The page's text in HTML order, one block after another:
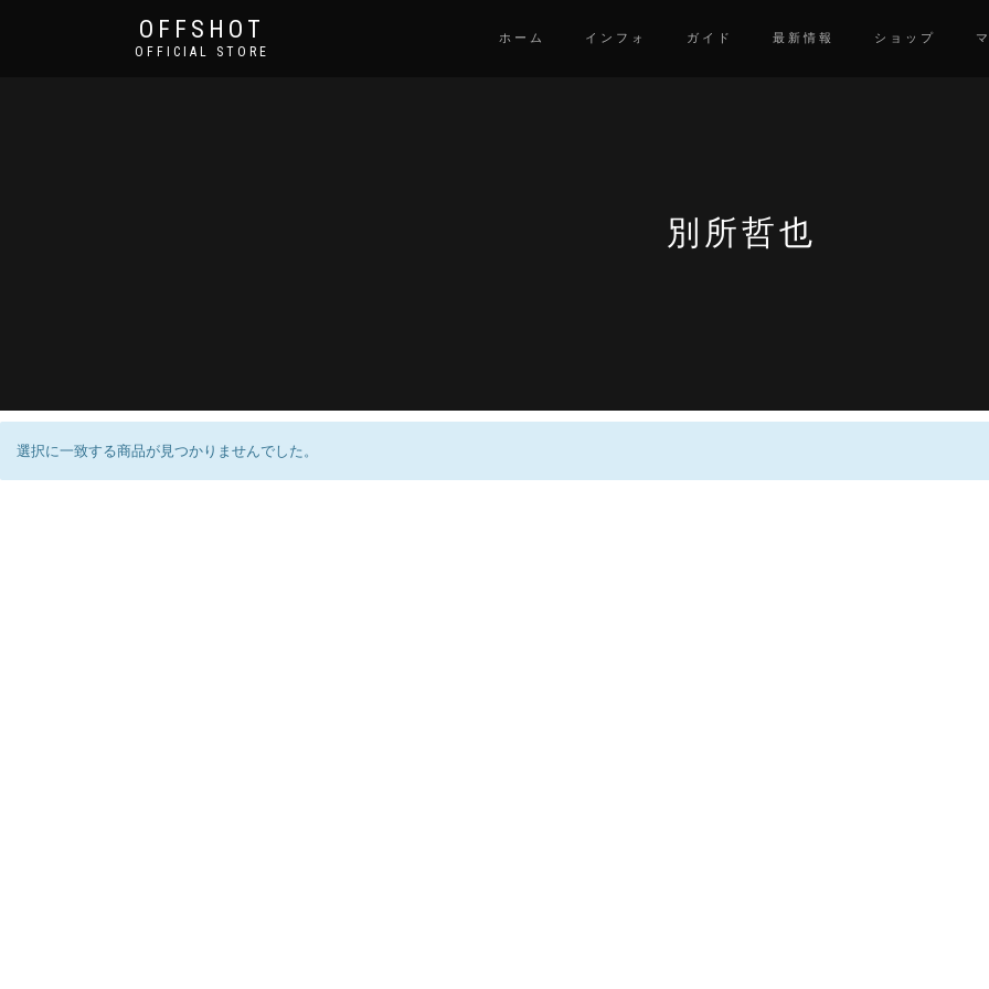
OFFSHOT
OFFICIAL STORE
ホーム インフォ ガイド 最新情報 ショップ
別所哲也
選択に一致する商品が見つかりませんでした。